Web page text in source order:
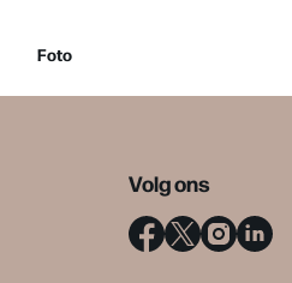
Foto
Volg ons